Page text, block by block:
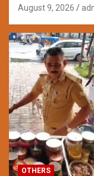
August 9, 2026
OTHERS